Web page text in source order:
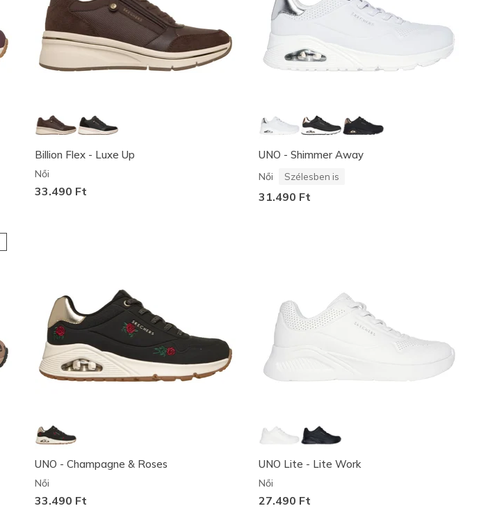
Billion Flex - Luxe Up
Női
33.490 Ft
UNO - Shimmer Away
Női Szélesben is
31.490 Ft
UNO - Champagne & Roses
Női
33.490 Ft
UNO Lite - Lite Work
Női
27.490 Ft